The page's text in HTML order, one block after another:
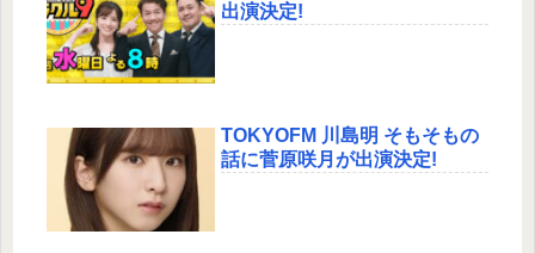
出演決定!
TOKYOFM 川島明 そもそもの
話に菅原咲月が出演決定!